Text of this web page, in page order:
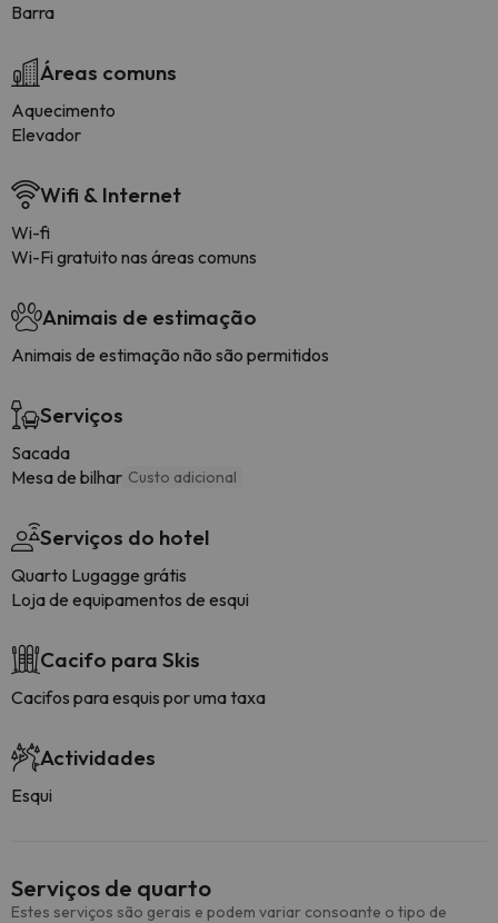
Barra
Áreas comuns
Aquecimento
Elevador
Wifi & Internet
Wi-fi
Wi-Fi gratuito nas áreas comuns
Animais de estimação
Animais de estimação não são permitidos
Serviços
Sacada
Mesa de bilhar Custo adicional
Serviços do hotel
Quarto Lugagge grátis
Loja de equipamentos de esqui
Cacifo para Skis
Cacifos para esquis por uma taxa
Actividades
Esqui
Serviços de quarto
Estes serviços são gerais e podem variar consoante o tipo de